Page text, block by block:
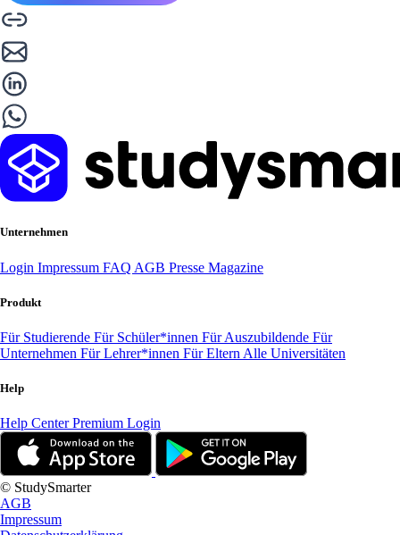
Unternehmen
Login Impressum FAQ AGB Presse Magazine
Produkt
Für Studierende Für Schüler*innen Für Auszubildende Für
Unternehmen Für Lehrer*innen Für Eltern Alle Universitäten
Help
Help CenterPremium Login
© StudySmarter
AGB
Impressum